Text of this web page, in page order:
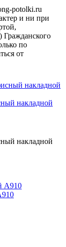
potolki.ru
и ни при
Гражданского
по
от
накладной
накладной